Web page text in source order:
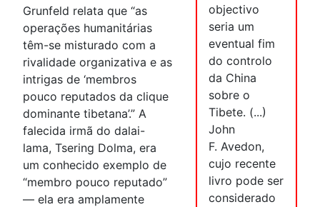
objectivo
seria um
eventual fim
do controlo
da China
sobre o
Tibete. (...)
John
F. Avedon,
cujo recente
livro pode ser
considerado
Grunfeld relata que “as
operações humanitárias
têm-se misturado com a
rivalidade organizativa e as
intrigas de ‘membros
pouco reputados da clique
dominante tibetana’.” A
falecida irmã do dalai-
lama, Tsering Dolma, era
um conhecido exemplo de
“membro pouco reputado”
— ela era amplamente